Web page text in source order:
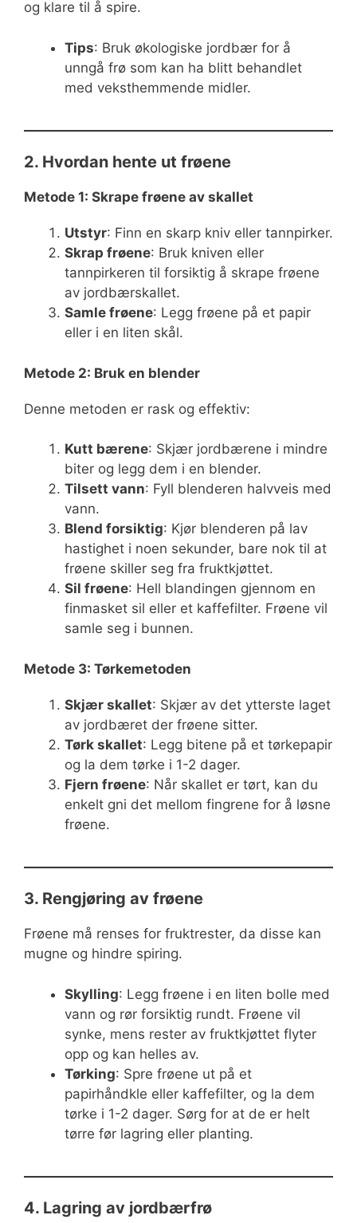
og klare til å spire.
Tips: Bruk økologiske jordbær for å
unngå frø som kan ha blitt behandlet
med veksthemmende midler.
2. Hvordan hente ut frøene
Metode 1: Skrape frøene av skallet
Utstyr: Finn en skarp kniv eller tannpirker.
Skrap frøene: Bruk kniven eller
tannpirkeren til forsiktig å skrape frøene
av jordbærskallet.
Samle frøene: Legg frøene på et papir
eller i en liten skål.
Metode 2: Bruk en blender
Denne metoden er rask og effektiv:
Kutt bærene: Skjær jordbærene i mindre
biter og legg dem i en blender.
Tilsett vann: Fyll blenderen halvveis med
vann.
Blend forsiktig: Kjør blenderen på lav
hastighet i noen sekunder, bare nok til at
frøene skiller seg fra fruktkjøttet.
Sil frøene: Hell blandingen gjennom en
finmasket sil eller et kaffefilter. Frøene vil
samle seg i bunnen.
Metode 3: Tørkemetoden
Skjær skallet: Skjær av det ytterste laget
av jordbæret der frøene sitter.
Tørk skallet: Legg bitene på et tørkepapir
og la dem tørke i 1-2 dager.
Fjern frøene: Når skallet er tørt, kan du
enkelt gni det mellom fingrene for å løsne
frøene.
3. Rengjøring av frøene
Frøene må renses for fruktrester, da disse kan
mugne og hindre spiring.
Skylling: Legg frøene i en liten bolle med
vann og rør forsiktig rundt. Frøene vil
synke, mens rester av fruktkjøttet flyter
opp og kan helles av.
Tørking: Spre frøene ut på et
papirhåndkle eller kaffefilter, og la dem
tørke i 1-2 dager. Sørg for at de er helt
tørre før lagring eller planting.
4. Lagring av jordbærfrø